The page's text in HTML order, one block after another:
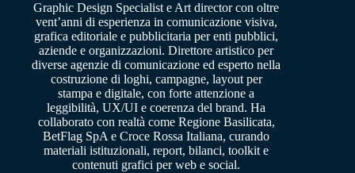
Graphic Design Specialist e Art director con oltre
vent’anni di esperienza in comunicazione visiva,
grafica editoriale e pubblicitaria per enti pubblici,
aziende e organizzazioni. Direttore artistico per
diverse agenzie di comunicazione ed esperto nella
costruzione di loghi, campagne, layout per
stampa e digitale, con forte attenzione a
leggibilità, UX/UI e coerenza del brand. Ha
collaborato con realtà come Regione Basilicata,
BetFlag SpA e Croce Rossa Italiana, curando
materiali istituzionali, report, bilanci, toolkit e
contenuti grafici per web e social.